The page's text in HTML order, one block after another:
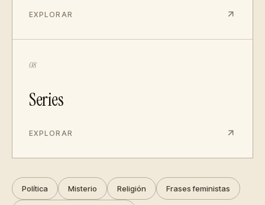
EXPLORAR
08
Series
EXPLORAR
Política Misterio Religión Frases feministas